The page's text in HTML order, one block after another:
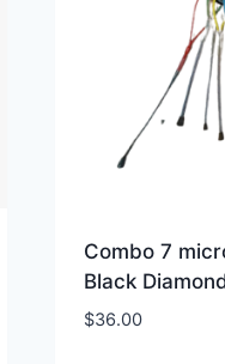
Combo 7
Black
$36.00